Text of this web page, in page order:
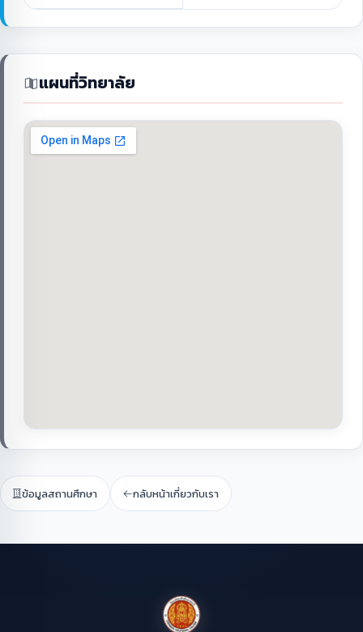
แผนที่วิทยาลัย
ข้อมูลสถานศึกษา กลับหน้าเกี่ยวกับเรา